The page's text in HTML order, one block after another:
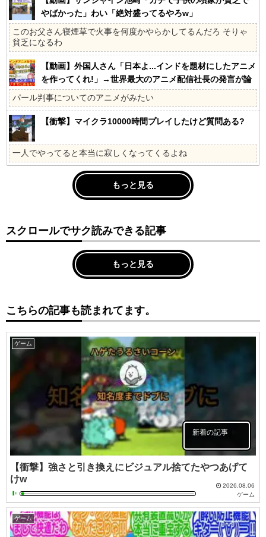
やばかった」わい「絶対盛ってるやろw」
このお父さん寝煙草で火事を何度かやらかしてるんだろ そりゃ
貧乏になるわ
【動画】外国人さん「日本よ...インドを題材にしたアニメ
を作ってくれ!」→世界最大のアニメ配信社長の発言が論
争になる!!
パール判事についてのアニメがみたい
【衝撃】マイクラ10000時間プレイしたけど質問ある?
一人でやってると本当に寂しくなってくるよね
もっと見る
スクロールでサク読みできる記事
もっと見る
こちらの記事も読まれてます。
ゲーム
新着の記事
【衝撃】強さと引き換えにビジュアル捨てたやつあげて
けw
2026.08.06
ゲーム
ゲーム